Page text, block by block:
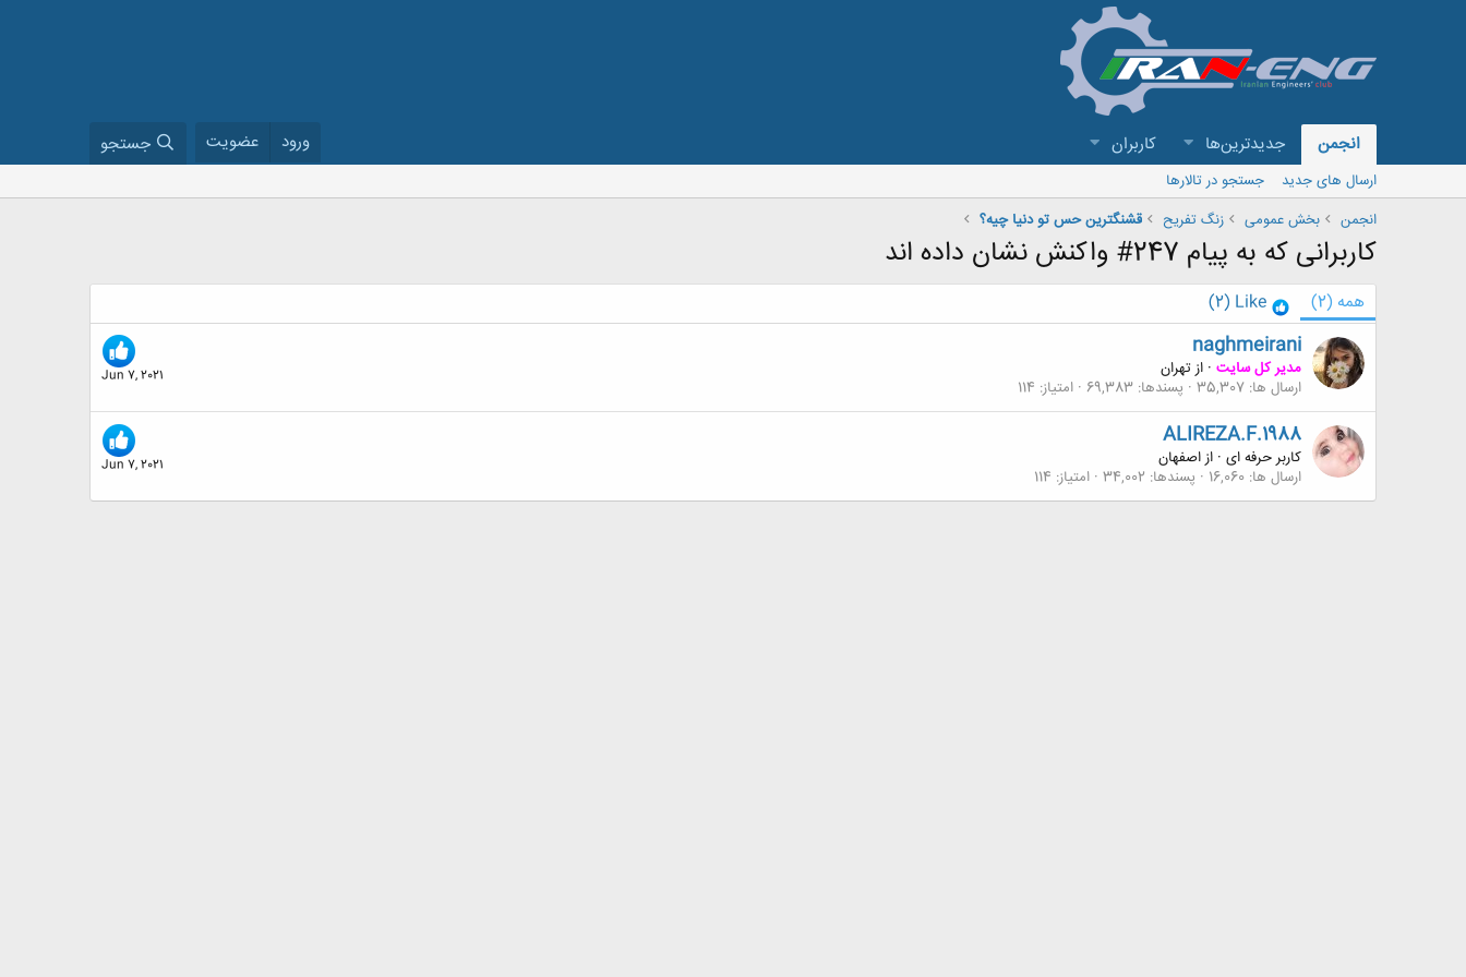
انجمن جدیدترین‌ها کاربران ورود عضویت جستجو
ارسال های جدید
جستجو در تالارها
انجمن
بخش عمومی زنگ تفريح قشنگترین حس تو دنیا چیه؟
کاربرانی که به پیام 247# واکنش نشان داده اند
همه (2)
Like
(2)
Jun 7, 2021
naghmeirani
مدیر کل سایت · ازتهران
ارسال ها 35,307 پسندها 69,383 امتیاز 114
Jun 7, 2021
ALIREZA.F.1988
کاربر حرفه ای · ازاصفهان
ارسال ها 16,060 پسندها 34,002 امتیاز 114